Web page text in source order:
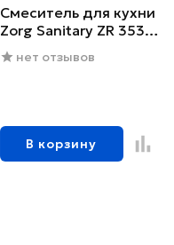
Смеситель для кухни
Zorg Sanitary ZR 353
YF-BRнет отзывов
В корзину